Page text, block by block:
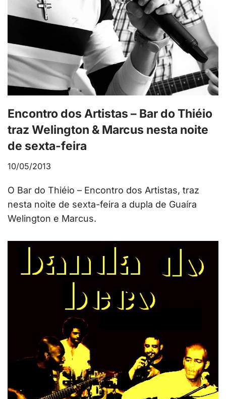
Encontro dos Artistas – Bar do Thiéio
traz Welington & Marcus nesta noite
de sexta-feira
10/05/2013
O Bar do Thiéio – Encontro dos Artistas, traz
nesta noite de sexta-feira a dupla de Guaíra
Welington e Marcus.